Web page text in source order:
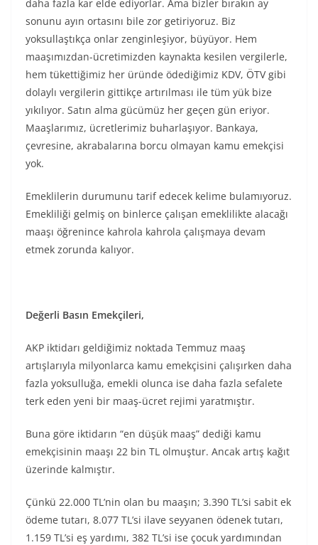
daha fazla kar elde ediyorlar. Ama bizler bırakın ay
sonunu ayın ortasını bile zor getiriyoruz. Biz
yoksullaştıkça onlar zenginleşiyor, büyüyor. Hem
maaşımızdan-ücretimizden kaynakta kesilen vergilerle,
hem tükettiğimiz her üründe ödediğimiz KDV, ÖTV gibi
dolaylı vergilerin gittikçe artırılması ile tüm yük bize
yıkılıyor. Satın alma gücümüz her geçen gün eriyor.
Maaşlarımız, ücretlerimiz buharlaşıyor. Bankaya,
çevresine, akrabalarına borcu olmayan kamu emekçisi
yok.
Emeklilerin durumunu tarif edecek kelime bulamıyoruz.
Emekliliği gelmiş on binlerce çalışan emeklilikte alacağı
maaşı öğrenince kahrola kahrola çalışmaya devam
etmek zorunda kalıyor.
Değerli Basın Emekçileri,
AKP iktidarı geldiğimiz noktada Temmuz maaş
artışlarıyla milyonlarca kamu emekçisini çalışırken daha
fazla yoksulluğa, emekli olunca ise daha fazla sefalete
terk eden yeni bir maaş-ücret rejimi yaratmıştır.
Buna göre iktidarın “en düşük maaş” dediği kamu
emekçisinin maaşı 22 bin TL olmuştur. Ancak artış kağıt
üzerinde kalmıştır.
Çünkü 22.000 TL’nin olan bu maaşın; 3.390 TL’si sabit ek
ödeme tutarı, 8.077 TL’si ilave seyyanen ödenek tutarı,
1.159 TL’si eş yardımı, 382 TL’si ise çocuk yardımından